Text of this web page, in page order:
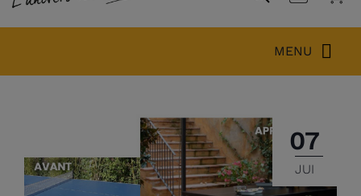
MENU
07
JUI